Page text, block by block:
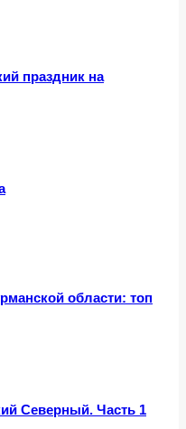
праздник на
области: топ
Северный. Часть 1